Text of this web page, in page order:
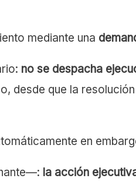
mediante una
no se despacha
desde que la
en
la acción